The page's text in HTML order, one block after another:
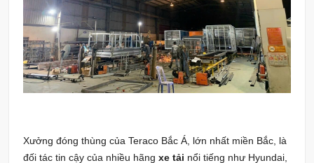
Xưởng đóng thùng của Teraco Bắc Á, lớn nhất miền Bắc, là
đối tác tin cậy của nhiều hãng xe tải nổi tiếng như Hyundai,